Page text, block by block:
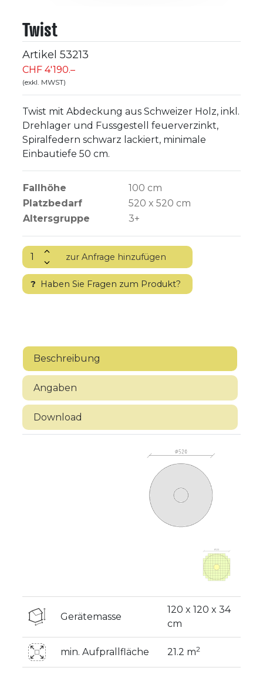
Twist
Artikel 53213
CHF 4'190.–
(exkl. MWST)
Twist mit Abdeckung aus Schweizer Holz, inkl.
Drehlager und Fussgestell feuerverzinkt,
Spiralfedern schwarz lackiert, minimale
Einbautiefe 50 cm.
Fallhöhe 100 cm
Platzbedarf
520 x 520 cm
Altersgruppe
3+
? Haben Sie Fragen zum Produkt?
Beschreibung
Angaben
Download
Gerätemasse
120 x 120 x 34
cm
min. Aufprallfläche 21.2 m2